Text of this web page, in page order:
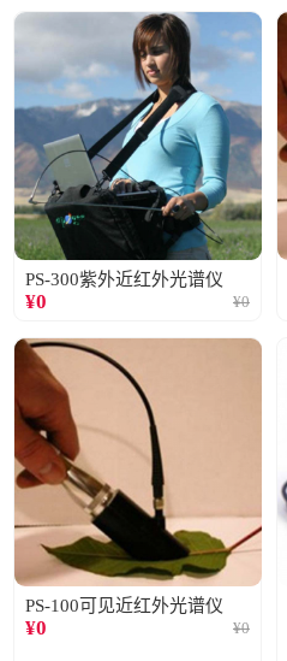
PS-300紫外近红外光谱仪
¥0 ¥0
PS-100可见近红外光谱仪
¥0 ¥0